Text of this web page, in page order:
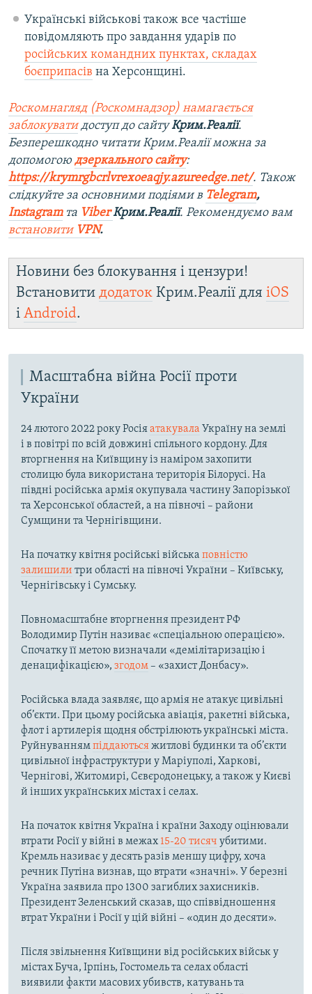
Українські військові також все частіше
повідомляють про завдання ударів по
російських командних пунктах, складах
боєприпасів на Херсонщині.
Роскомнагляд (Роскомнадзор) намагається
заблокуватидоступ до сайтуКрим.Реалії.
Безперешкодно читати Крим.Реалії можна за
допомогою дзеркального сайту:
https://krymrgbcrlvrexoeaqjy.azureedge.net/. Також
слідкуйте за основними подіями в Telegram,
Instagramта ViberКрим.Реалії. Рекомендуємо вам
встановити VPN.
Новини без блокування і цензури!
Встановити додаток Крим.Реалії для iOS
і Android.
Масштабна війна Росії проти
України
24 лютого 2022 року Росіяатакувала Україну на землі
і в повітрі по всій довжині спільного кордону. Для
вторгнення на Київщину із наміром захопити
столицю була використана територія Білорусі. На
півдні російська армія окупувала частину Запорізької
та Херсонської областей, а на півночі – райони
Сумщини та Чернігівщини.
На початку квітня російські війська повністю
залишили три області на півночі України – Київську,
Чернігівську і Сумську.
Повномасштабне вторгнення президент РФ
Володимир Путін називає «спеціальною операцією».
Спочатку її метою визначали «демілітаризацію і
денацифікацією», згодом– «захист Донбасу».
Російська влада заявляє, що армія не атакує цивільні
об’єкти. При цьому російська авіація, ракетні війська,
флот і артилерія щодня обстрілюють українські міста.
Руйнуваннямпіддаютьсяжитлові будинки та об’єкти
цивільної інфраструктури у Маріуполі, Харкові,
Чернігові, Житомирі, Сєвєродонецьку, а також у Києві
й інших українських містах і селах.
На початок квітня Україна і країни Заходу оцінювали
втрати Росії у війні в межах 15-20 тисяч убитими.
Кремль називає у десять разів меншу цифру, хоча
речник Путіна визнав, що втрати «значні». У березні
Україна заявила про 1300 загиблих захисників.
Президент Зеленський сказав, що співвідношення
втрат України і Росії у цій війні – «один до десяти».
Після звільнення Київщини від російських військ у
містах Буча, Ірпінь, Гостомель та селах області
виявили факти масових убивств, катувань та